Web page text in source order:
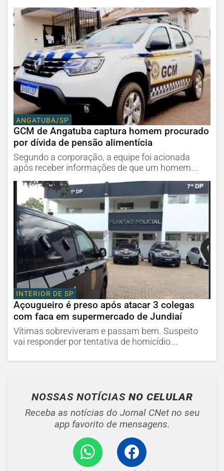
ANGATUBA/SP
GCM de Angatuba captura homem procurado
por dívida de pensão alimentícia
Segundo a corporação, a equipe foi acionada
após receber informações de que um homem...
INTERIOR DE SP
Açougueiro é preso após atacar 3 colegas
com faca em supermercado de Jundiaí
Vítimas sobreviveram e passam bem. Suspeito
vai responder por tentativa de homicídio...
NOSSAS NOTÍCIAS NO CELULAR
Receba as notícias do Jornal CNet no seu
app favorito de mensagens.